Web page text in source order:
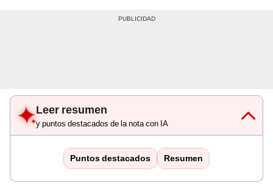
Leer resumen
y puntos destacados de la nota con IA
Puntos destacados Resumen